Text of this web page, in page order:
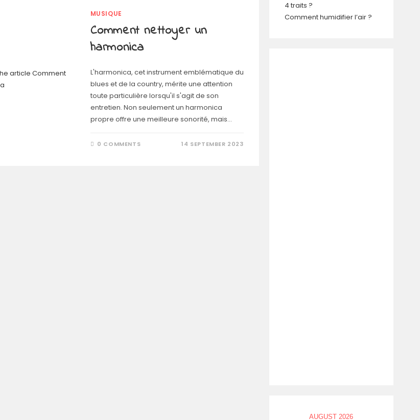
MUSIQUE
Comment nettoyer un
harmonica
L'harmonica, cet instrument emblématique du
blues et de la country, mérite une attention
toute particulière lorsqu'il s'agit de son
entretien. Non seulement un harmonica
propre offre une meilleure sonorité, mais…
0 COMMENTS 14 SEPTEMBER 2023
4 traits ?
Comment humidifier l’air ?
AUGUST 2026